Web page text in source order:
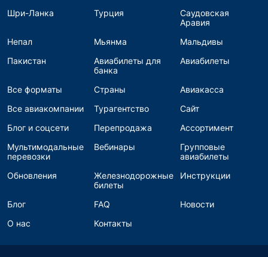
Шри-Ланка
Турция
Саудовская
Аравия
Непал
Мьянма
Мальдивы
Пакистан
Авиабилеты для
банка
Авиабилеты
Все форматы Страны
Авиакасса
Все авиакомпании
Турагентство
Сайт
Блог и соцсети
Перепродажа
Ассортимент
Мультимодальные
перевозки
Вебинары
Групповые
авиабилеты
Обновления
Железнодорожные
билеты
Инструкции
Блог FAQ
Новости
О нас
Контакты